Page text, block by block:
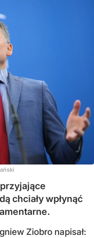
chciały wpłynąć
Ziobro napisał: